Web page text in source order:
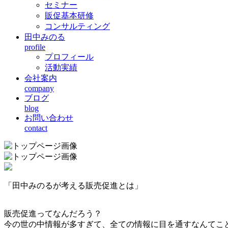
セミナー
販促基本研修
コンサルティング
田中みのる
profile
プロフィール
活動実績
会社案内
company
ブログ
blog
お問い合わせ
contact
「田中みのるが考える販売促進とは」
販売促進ってなんだろう？
今の世の中情報が多すぎて、全ての情報に目を通すなんてこ